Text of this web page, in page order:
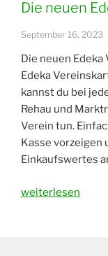
Die neuen
September 16, 2023
Die neuen
Edeka
kannst du bei
Rehau und
Verein tun.
Kasse vorzeigen
Einkaufswertes
„Die
weiterlesen